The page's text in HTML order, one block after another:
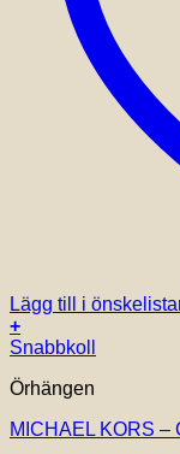
Lägg till i
+
Snabbkoll
Örhängen
MICHAEL KORS –